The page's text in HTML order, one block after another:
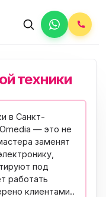
техники
в Санкт-
— это не
заменят
под
работать
клиентами..